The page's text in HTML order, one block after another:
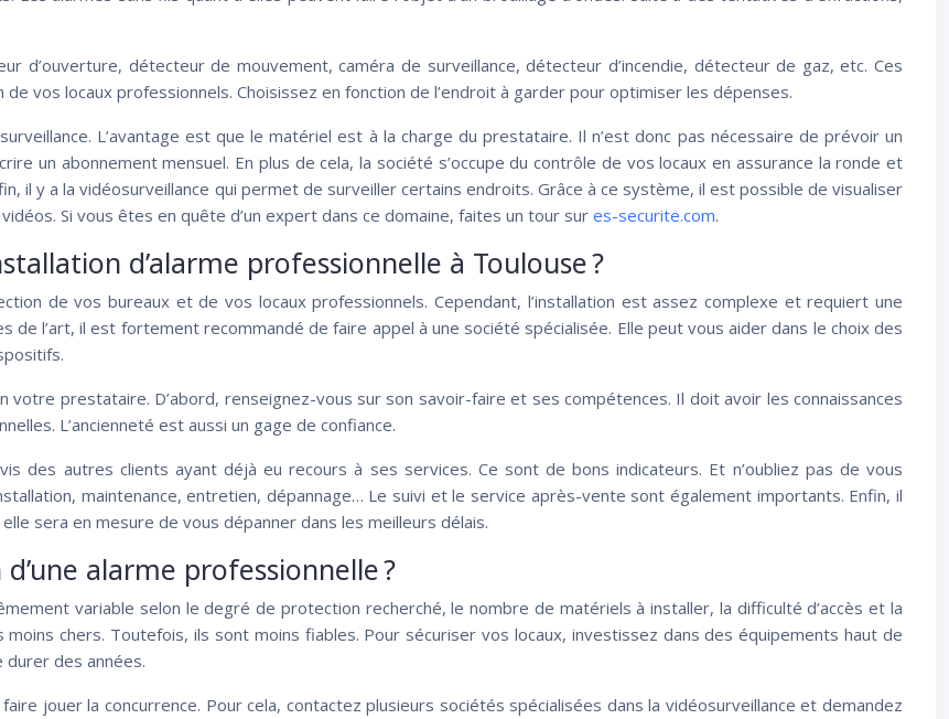
d’ouverture, détecteur de mouvement, caméra de surveillance, détecteur d’incendie, détecteur de gaz, etc. Ces
vos locaux professionnels. Choisissez en fonction de l’endroit à garder pour optimiser les dépenses.
L’avantage est que le matériel est à la charge du prestataire. Il n’est donc pas nécessaire de prévoir un
un abonnement mensuel. En plus de cela, la société s’occupe du contrôle de vos locaux en assurance la ronde et
il y a la vidéosurveillance qui permet de surveiller certains endroits. Grâce à ce système, il est possible de visualiser
Si vous êtes en quête d’un expert dans ce domaine, faites un tour sur es-securite.com.
d’alarme professionnelle à Toulouse ?
de vos bureaux et de vos locaux professionnels. Cependant, l’installation est assez complexe et requiert une
l’art, il est fortement recommandé de faire appel à une société spécialisée. Elle peut vous aider dans le choix des
votre prestataire. D’abord, renseignez-vous sur son savoir-faire et ses compétences. Il doit avoir les connaissances
L’ancienneté est aussi un gage de confiance.
des autres clients ayant déjà eu recours à ses services. Ce sont de bons indicateurs. Et n’oubliez pas de vous
maintenance, entretien, dépannage… Le suivi et le service après-vente sont également importants. Enfin, il
sera en mesure de vous dépanner dans les meilleurs délais.
alarme professionnelle ?
variable selon le degré de protection recherché, le nombre de matériels à installer, la difficulté d’accès et la
chers. Toutefois, ils sont moins fiables. Pour sécuriser vos locaux, investissez dans des équipements haut de
des années.
jouer la concurrence. Pour cela, contactez plusieurs sociétés spécialisées dans la vidéosurveillance et demandez